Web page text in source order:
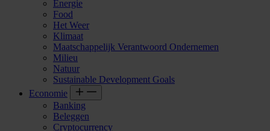
Energie
Food
Het Weer
Klimaat
Maatschappelijk Verantwoord Ondernemen
Milieu
Natuur
Sustainable Development Goals
Economie
Banking
Beleggen
Cryptocurrency